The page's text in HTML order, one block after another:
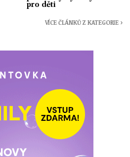
pro děti
VÍCE ČLÁNKŮ Z KATEGORIE ›